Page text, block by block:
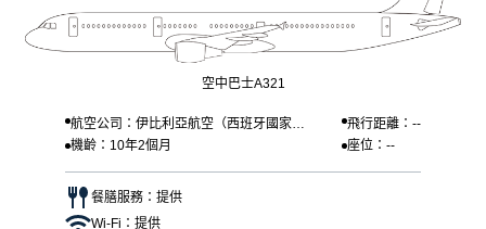
空中巴士A321
航空公司：伊比利亞航空（西班牙國家航
空）
飛行距離：--
機齡：10年2個月
座位：--
餐膳服務：提供
Wi-Fi：提供